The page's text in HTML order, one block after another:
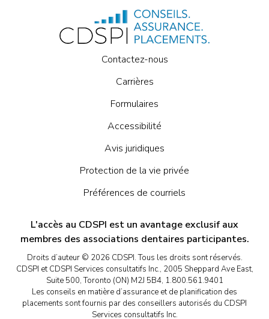
Contactez-nous
Carrières
Formulaires
Accessibilité
Avis juridiques
Protection de la vie privée
Préférences de courriels
L'accès au CDSPI est un avantage exclusif aux
membres des associations dentaires participantes.
Droits d’auteur © 2026 CDSPI. Tous les droits sont réservés.
CDSPI et CDSPI Services consultatifs Inc., 2005 Sheppard Ave East,
Suite 500, Toronto (ON) M2J 5B4, 1.800.561.9401
Les conseils en matière d’assurance et de planification des
placements sont fournis par des conseillers autorisés du CDSPI
Services consultatifs Inc.